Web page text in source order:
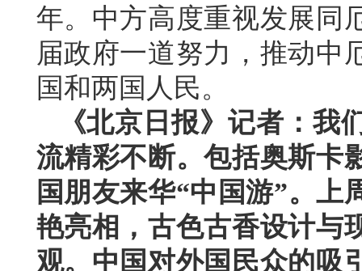
年。中方高度重视发展同
届政府一道努力，推动中
国和两国人民。
《北京日报》记者：我
流精彩不断。包括奥斯卡
国朋友来华“中国游”。上
艳亮相，古色古香设计与
观。中国对外国民众的吸